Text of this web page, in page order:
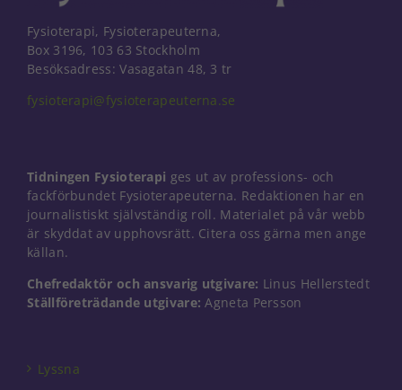
Fysioterapi, Fysioterapeuterna,
Box 3196, 103 63 Stockholm
Besöksadress: Vasagatan 48, 3 tr
fysioterapi@fysioterapeuterna.se
Tidningen Fysioterapi ges ut av professions- och
fackförbundet Fysioterapeuterna. Redaktionen har en
journalistiskt självständig roll. Materialet på vår webb
är skyddat av upphovsrätt. Citera oss gärna men ange
källan.
Chefredaktör och ansvarig utgivare: Linus Hellerstedt
Ställföreträdande utgivare: Agneta Persson
Lyssna
Nödvändiga